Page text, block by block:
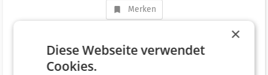
Merken
AT 1070 Wien
Telefonnummer +43 (1) 4073111
×
Diese Webseite verwendet
Cookies.